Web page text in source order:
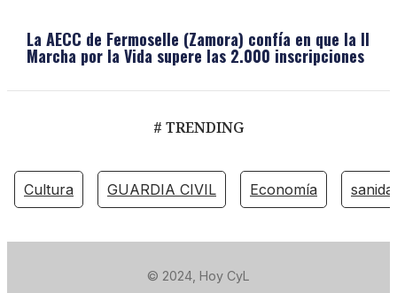
La AECC de Fermoselle (Zamora) confía en que la II
Marcha por la Vida supere las 2.000 inscripciones
# TRENDING
Cultura GUARDIA CIVIL Economía
© 2024, Hoy CyL